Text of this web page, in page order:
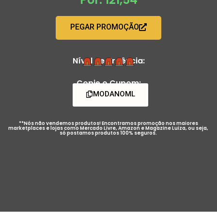
PEGAR PROMOÇÃO
Nível de Urgência:
Copie o Cupom:
MODANOML
**Nós não vendemos produtos! Encontramos promoção nos maiores
marketplaces e lojas como Mercado Livre, Amazon e Magazine Luiza, ou seja,
só postamos produtos 100% seguros.